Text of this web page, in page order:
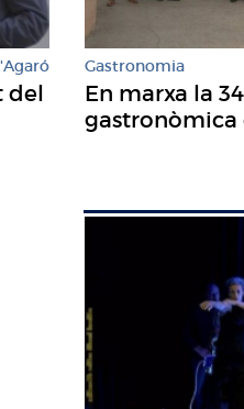
del
Gastronomia
En marxa la
gastronòmica